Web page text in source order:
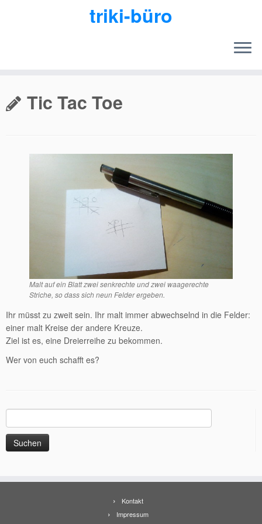
Inhalt
springen
triki-büro
Tic Tac Toe
Malt auf ein Blatt zwei senkrechte und zwei waagerechte
Striche, so dass sich neun Felder ergeben.
Ihr müsst zu zweit sein. Ihr malt immer abwechselnd in die Felder:
einer malt Kreise der andere Kreuze.
Ziel ist es, eine Dreierreihe zu bekommen.
Wer von euch schafft es?
Suchen
nach:
Kontakt
Impressum